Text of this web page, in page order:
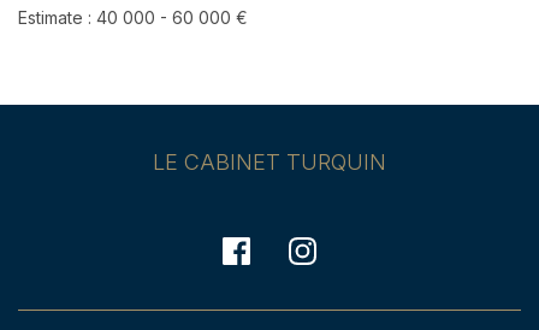
Estimate : 40 000 - 60 000 €
LE CABINET TURQUIN